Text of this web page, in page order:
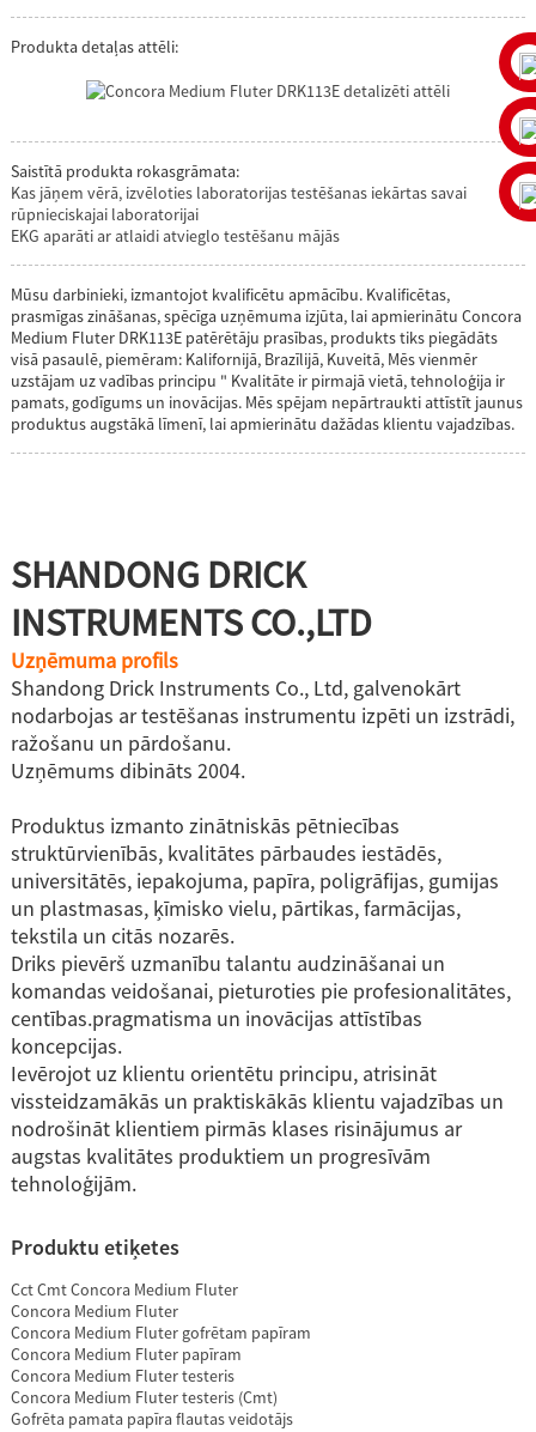
Produkta detaļas attēli:
Saistītā produkta rokasgrāmata:
Kas jāņem vērā, izvēloties laboratorijas testēšanas iekārtas savai
rūpnieciskajai laboratorijai
EKG aparāti ar atlaidi atvieglo testēšanu mājās
Mūsu darbinieki, izmantojot kvalificētu apmācību. Kvalificētas,
prasmīgas zināšanas, spēcīga uzņēmuma izjūta, lai apmierinātu Concora
Medium Fluter DRK113E patērētāju prasības, produkts tiks piegādāts
visā pasaulē, piemēram: Kalifornijā, Brazīlijā, Kuveitā, Mēs vienmēr
uzstājam uz vadības principu " Kvalitāte ir pirmajā vietā, tehnoloģija ir
pamats, godīgums un inovācijas. Mēs spējam nepārtraukti attīstīt jaunus
produktus augstākā līmenī, lai apmierinātu dažādas klientu vajadzības.
SHANDONG DRICK
INSTRUMENTS CO.,LTD
Uzņēmuma profils
Shandong Drick Instruments Co., Ltd, galvenokārt
nodarbojas ar testēšanas instrumentu izpēti un izstrādi,
ražošanu un pārdošanu.
Uzņēmums dibināts 2004.
Produktus izmanto zinātniskās pētniecības
struktūrvienībās, kvalitātes pārbaudes iestādēs,
universitātēs, iepakojuma, papīra, poligrāfijas, gumijas
un plastmasas, ķīmisko vielu, pārtikas, farmācijas,
tekstila un citās nozarēs.
Driks pievērš uzmanību talantu audzināšanai un
komandas veidošanai, pieturoties pie profesionalitātes,
centības.pragmatisma un inovācijas attīstības
koncepcijas.
Ievērojot uz klientu orientētu principu, atrisināt
vissteidzamākās un praktiskākās klientu vajadzības un
nodrošināt klientiem pirmās klases risinājumus ar
augstas kvalitātes produktiem un progresīvām
tehnoloģijām.
Produktu etiķetes
Cct Cmt Concora Medium Fluter
Concora Medium Fluter
Concora Medium Fluter gofrētam papīram
Concora Medium Fluter papīram
Concora Medium Fluter testeris
Concora Medium Fluter testeris (Cmt)
Gofrēta pamata papīra flautas veidotājs